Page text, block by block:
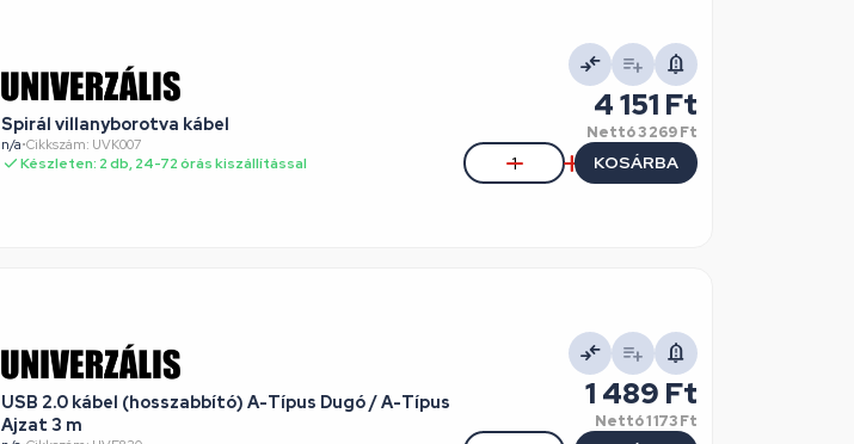
Spirál villanyborotva kábel
n/a•Cikkszám: UVK007
Készleten: 2 db, 24-72 órás kiszállítással
4 151 Ft
Nettó3 269 Ft
KOSÁRBA
USB 2.0 kábel (hosszabbító) A-Típus Dugó / A-Típus
Ajzat 3 m
1 489 Ft
Nettó1 173 Ft